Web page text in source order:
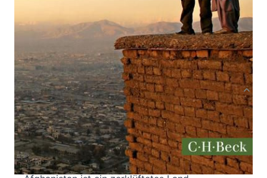
Bibliografische Daten
Autor:innenbeschreibung
Produktbeschreibung
DAS MAßGEBLICHE BUCH ZUR GESCHICHTE
AFGHANISTANS BIS ZUR NIEDERLAGE DER
AMERIKANER